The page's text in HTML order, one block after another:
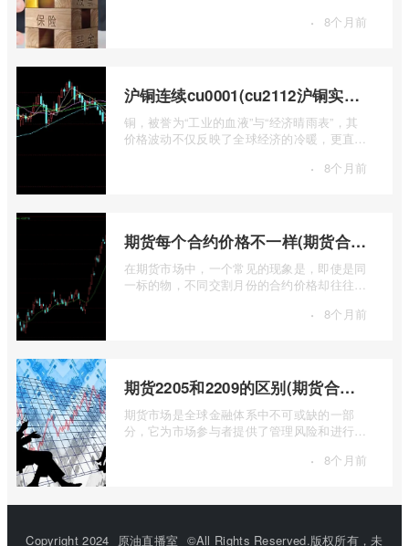
· 8个月前
沪铜连续cu0001(cu2112沪铜实时行情)
铜，被誉为“工业的血液”与“经济晴雨表”，其
价格波动不仅反映了全球经济的冷暖，更直接
· 8个月前
期货每个合约价格不一样(期货合约之间的价格差)
在期货市场中，一个常见的现象是，即使是同
一标的物，不同交割月份的合约价格却往往不
· 8个月前
期货2205和2209的区别(期货合约2205什么意思)
期货市场是全球金融体系中不可或缺的一部
分，它为市场参与者提供了管理风险和进行价
· 8个月前
Copyright 2024 原油直播室 ©All Rights Reserved.版权所有，未